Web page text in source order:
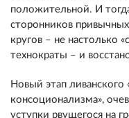
положительной. И
сторонников
кругов – не настолько
технократы – и
Новый этап ливанского
консоционализма»,
уступки рвущегося на